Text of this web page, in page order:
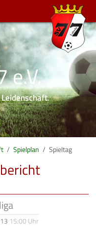
e.V.
Leidenschaft.
Spielplan Spieltag
15:00 Uhr